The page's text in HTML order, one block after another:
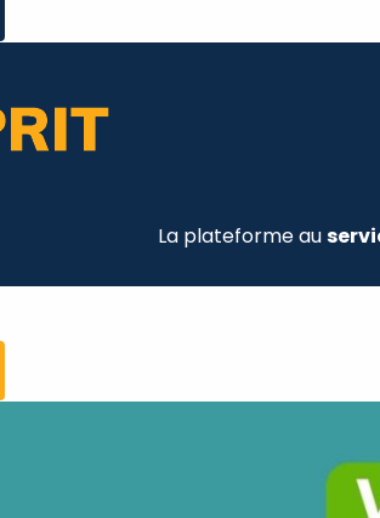
La plateforme au